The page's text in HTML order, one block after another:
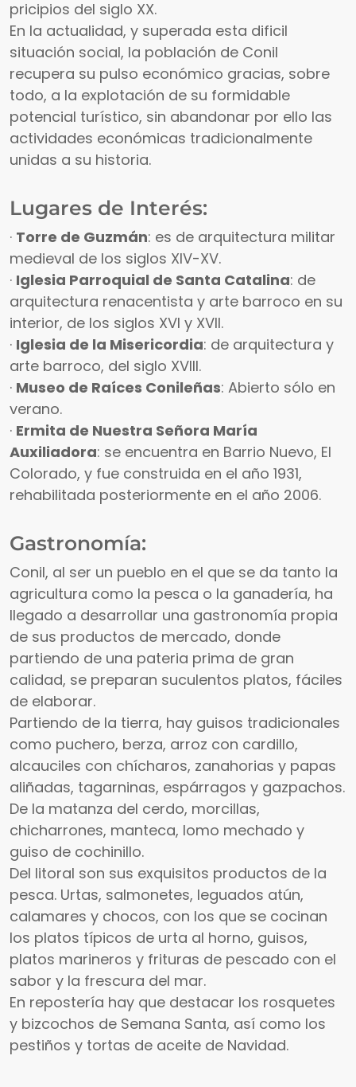
pricipios del siglo XX.
En la actualidad, y superada esta dificil
situación social, la población de Conil
recupera su pulso económico gracias, sobre
todo, a la explotación de su formidable
potencial turístico, sin abandonar por ello las
actividades económicas tradicionalmente
unidas a su historia.
Lugares de Interés:
· Torre de Guzmán: es de arquitectura militar
medieval de los siglos XIV-XV.
· Iglesia Parroquial de Santa Catalina: de
arquitectura renacentista y arte barroco en su
interior, de los siglos XVI y XVII.
· Iglesia de la Misericordia: de arquitectura y
arte barroco, del siglo XVIII.
· Museo de Raíces Conileñas: Abierto sólo en
verano.
· Ermita de Nuestra Señora María
Auxiliadora: se encuentra en Barrio Nuevo, El
Colorado, y fue construida en el año 1931,
rehabilitada posteriormente en el año 2006.
Gastronomía:
Conil, al ser un pueblo en el que se da tanto la
agricultura como la pesca o la ganadería, ha
llegado a desarrollar una gastronomía propia
de sus productos de mercado, donde
partiendo de una pateria prima de gran
calidad, se preparan suculentos platos, fáciles
de elaborar.
Partiendo de la tierra, hay guisos tradicionales
como puchero, berza, arroz con cardillo,
alcauciles con chícharos, zanahorias y papas
aliñadas, tagarninas, espárragos y gazpachos.
De la matanza del cerdo, morcillas,
chicharrones, manteca, lomo mechado y
guiso de cochinillo.
Del litoral son sus exquisitos productos de la
pesca. Urtas, salmonetes, leguados atún,
calamares y chocos, con los que se cocinan
los platos típicos de urta al horno, guisos,
platos marineros y frituras de pescado con el
sabor y la frescura del mar.
En repostería hay que destacar los rosquetes
y bizcochos de Semana Santa, así como los
pestiños y tortas de aceite de Navidad.